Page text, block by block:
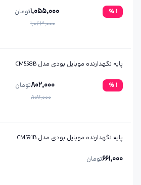
1
%
1,055,000
1,063,000
تومان
پایه نگهدارنده موبایل بودی مدل CM558B
1
%
802,000
807,000
تومان
پایه نگهدارنده موبایل بودی مدل CM591B
661,000تومان